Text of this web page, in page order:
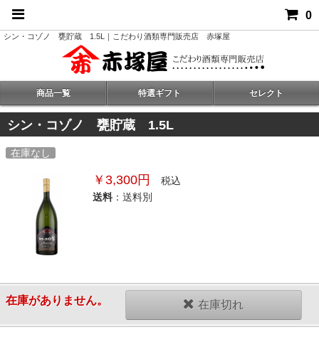
0
シン・コゾノ 甕貯蔵 1.5L｜こだわり酒類専門販売店 赤塚屋
商品一覧 特選ギフト セレクト
シン・コゾノ 甕貯蔵 1.5L
在庫なし
￥3,300円
税込
送料 ：送料別
在庫がありません。 在庫切れ